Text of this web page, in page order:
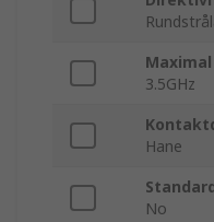
3.5GHz
Hane
No